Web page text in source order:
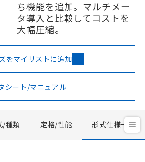
ち機能を追加。マルチメー
タ導入と比較してコストを
大幅圧縮。
をマイリストに追加
シート/マニュアル
/種類 定格/性能 形式仕様一覧